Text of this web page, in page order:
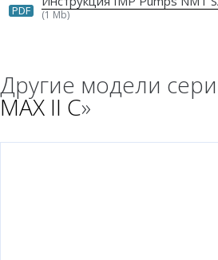
PDF (1 Mb)
Другие модели
MAX II C»